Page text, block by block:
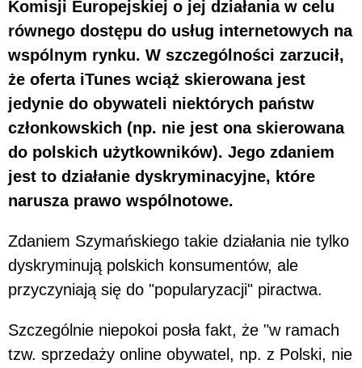
Komisji Europejskiej o jej działania w celu
równego dostępu do usług internetowych na
wspólnym rynku. W szczególności zarzucił,
że oferta iTunes wciąż skierowana jest
jedynie do obywateli niektórych państw
członkowskich (np. nie jest ona skierowana
do polskich użytkowników). Jego zdaniem
jest to działanie dyskryminacyjne, które
narusza prawo wspólnotowe.
Zdaniem Szymańskiego takie działania nie tylko
dyskryminują polskich konsumentów, ale
przyczyniają się do "popularyzacji" piractwa.
Szczególnie niepokoi posła fakt, że "w ramach
tzw. sprzedaży online obywatel, np. z Polski, nie